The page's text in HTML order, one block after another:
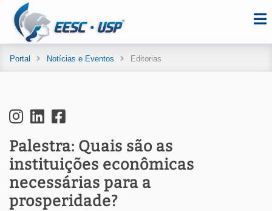
Portal Notícias e Eventos Editorias
Palestra: Quais são as
instituições econômicas
necessárias para a
prosperidade?